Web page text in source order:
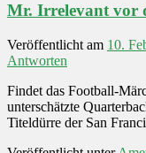
Mr. Irrelevant vor
Veröffentlicht am 10.
Antworten
Findet das Football-
unterschätzte
Titeldürre der San